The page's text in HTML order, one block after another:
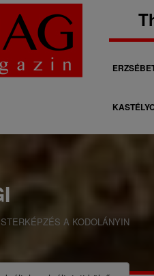
M
á
s
o
g
o
A KODOLÁNYIN